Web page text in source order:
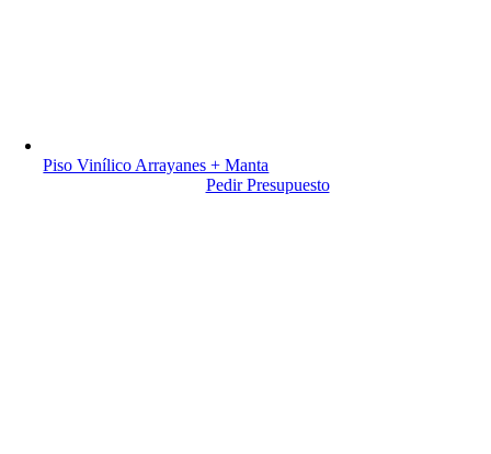
Piso Vinílico Arrayanes + Manta
Pedir Presupuesto